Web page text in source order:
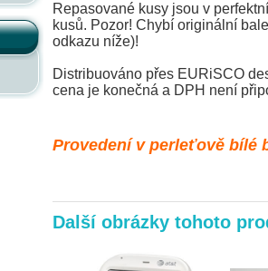
Repasované kusy jsou v
kusů. Pozor! Chybí originální
odkazu níže)!
Distribuováno přes EURiSCO
cena je konečná a DPH není
Provedení v perleťově bílé
Další obrázky tohoto